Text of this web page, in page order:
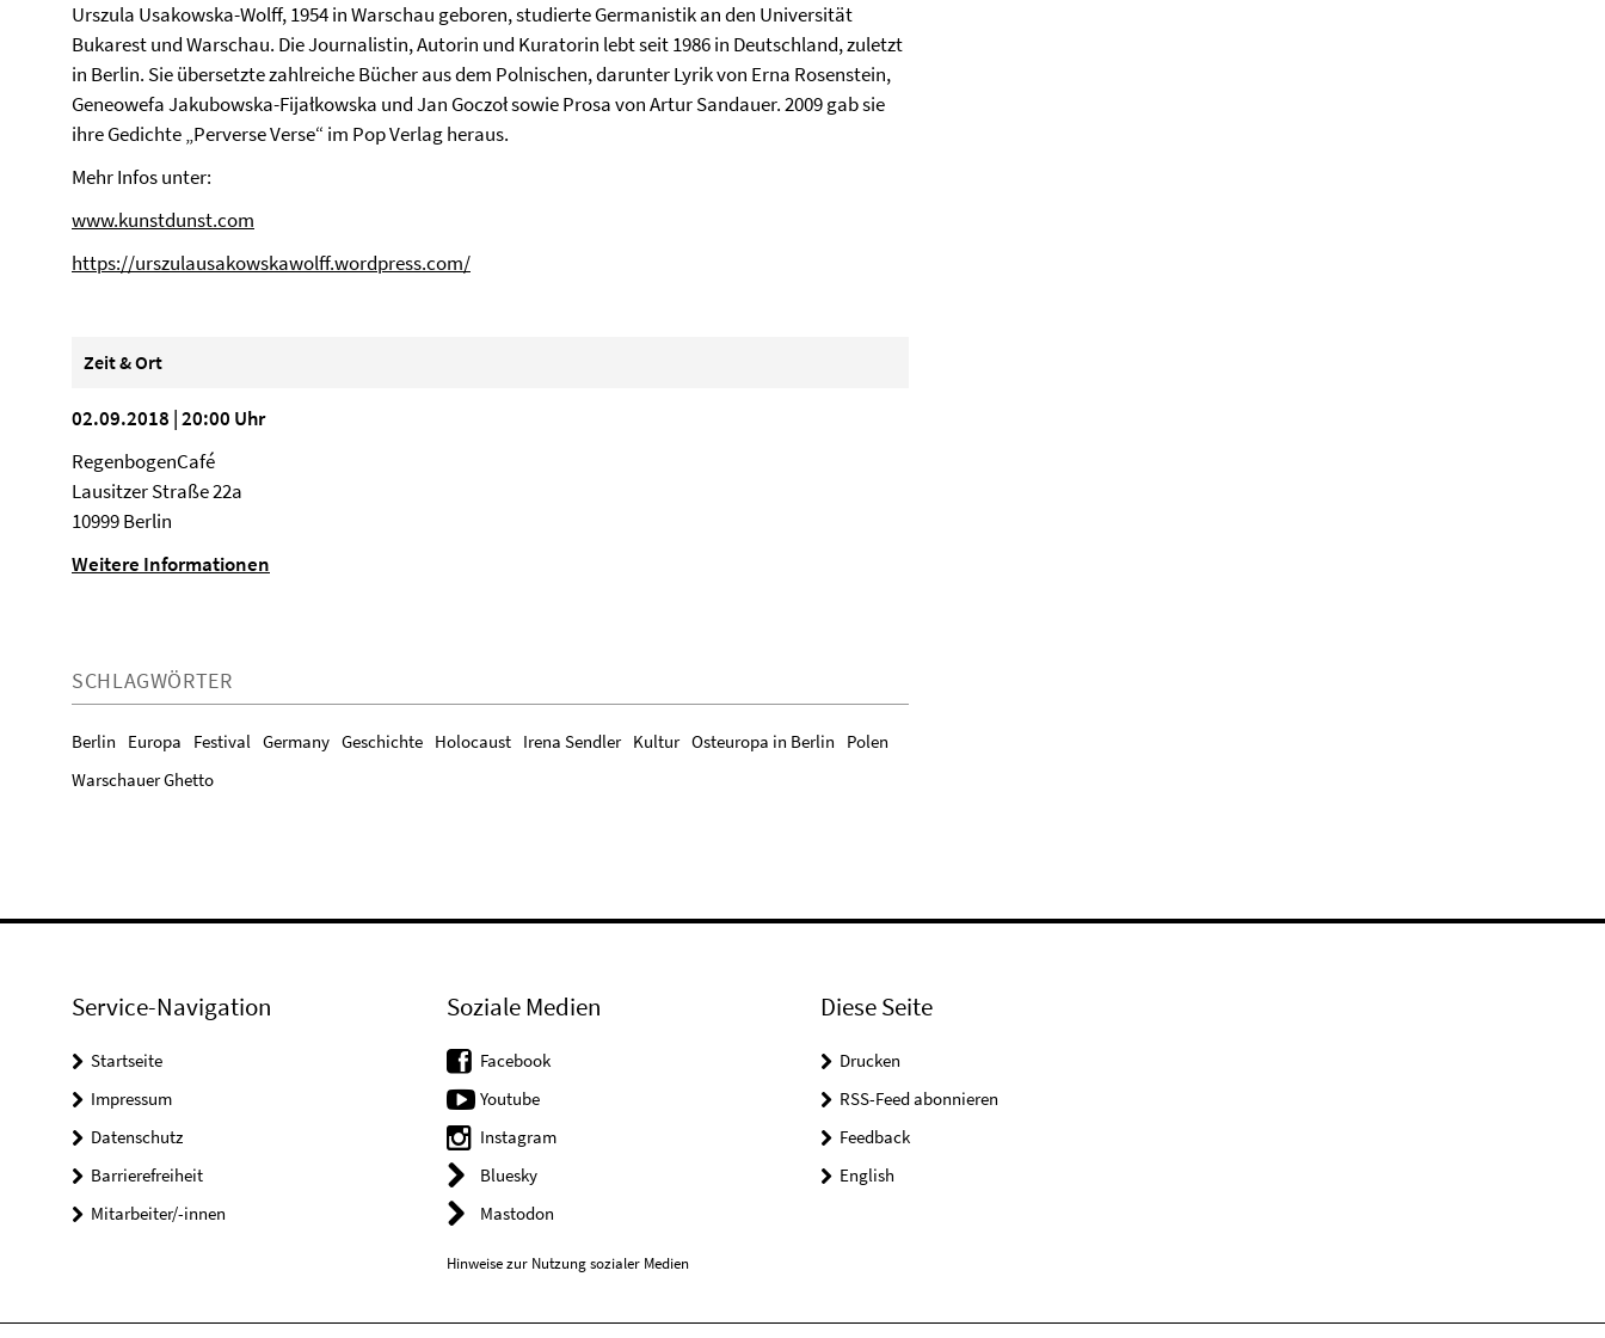
Urszula Usakowska-Wolff, 1954 in Warschau geboren, studierte Germanistik an den Universität
Bukarest und Warschau. Die Journalistin, Autorin und Kuratorin lebt seit 1986 in Deutschland, zuletzt
in Berlin. Sie übersetzte zahlreiche Bücher aus dem Polnischen, darunter Lyrik von Erna Rosenstein,
Geneowefa Jakubowska-Fijałkowska und Jan Goczoł sowie Prosa von Artur Sandauer. 2009 gab sie
ihre Gedichte „Perverse Verse“ im Pop Verlag heraus.
Mehr Infos unter:
www.kunstdunst.com
https://urszulausakowskawolff.wordpress.com/
Zeit & Ort
02.09.2018 | 20:00 Uhr
RegenbogenCafé
Lausitzer Straße 22a
10999 Berlin
Weitere Informationen
SCHLAGWÖRTER
Berlin Europa Festival Germany Geschichte Holocaust Irena Sendler Kultur Osteuropa in Berlin
Polen
Warschauer Ghetto
Service-Navigation
Startseite
Impressum
Datenschutz
Barrierefreiheit
Mitarbeiter/-innen
Soziale Medien
Facebook
Youtube
Instagram
Bluesky
Mastodon
Hinweise zur Nutzung sozialer Medien
Diese Seite
Drucken
RSS-Feed abonnieren
Feedback
English